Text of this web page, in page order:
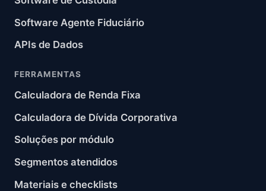
Software Agente Fiduciário
APIs de Dados
FERRAMENTAS
Calculadora de Renda Fixa
Calculadora de Dívida Corporativa
Soluções por módulo
Segmentos atendidos
Materiais e checklists